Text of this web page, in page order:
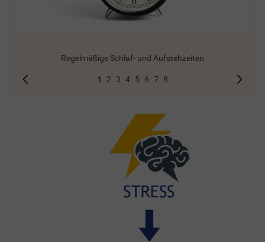
Regelmäßige Schlaf- und Aufstehzeiten
1 2 3 4 5 6 7 8